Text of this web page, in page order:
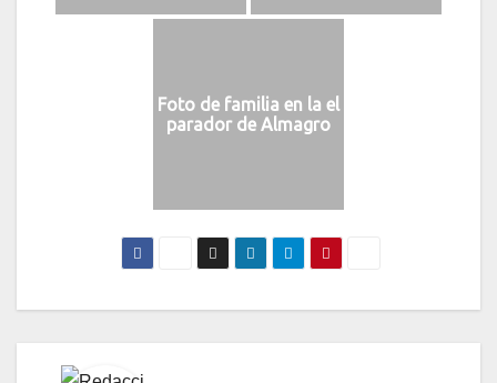
Foto de familia en la el
parador de Almagro